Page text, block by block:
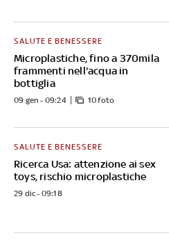
Microplastiche, fino a 370mila
frammenti nell'acqua in
bottiglia
SALUTE E BENESSERE
09 gen - 09:24 10 foto
Ricerca Usa: attenzione ai sex
toys, rischio microplastiche
SALUTE E BENESSERE
29 dic - 09:18